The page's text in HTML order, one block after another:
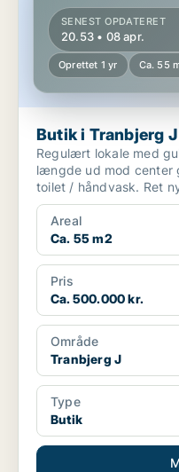
SENEST OPDATERET
20.53 • 08 apr.
Oprettet 1 yr Ca. 55
Butik i Tranbjerg J
Regulært lokale med
længde ud mod center
toilet / håndvask. Ret
Areal
Ca. 55 m2
Pris
Ca. 500.000 kr.
Område
Tranbjerg J
Type
Butik